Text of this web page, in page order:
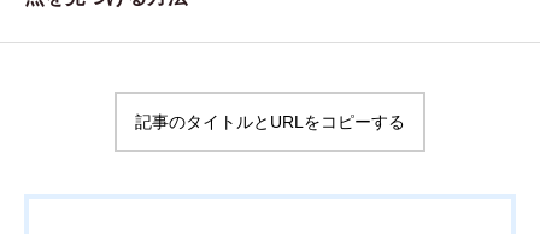
RECRUIT記事のタイトルとURLをコピーする